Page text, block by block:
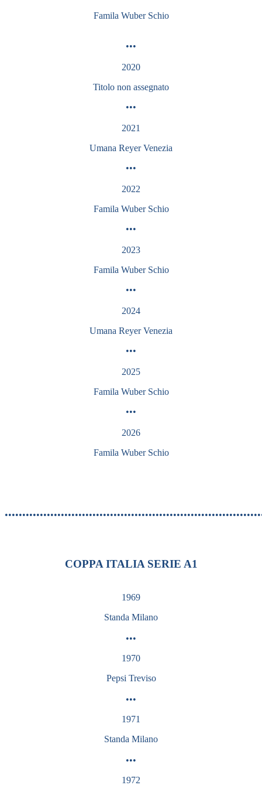
Famila Wuber Schio
•••
2020
Titolo non assegnato
•••
2021
Umana Reyer Venezia
•••
2022
Famila Wuber Schio
•••
2023
Famila Wuber Schio
•••
2024
Umana Reyer Venezia
•••
2025
Famila Wuber Schio
•••
2026
Famila Wuber Schio
COPPA ITALIA SERIE A1
1969
Standa Milano
•••
1970
Pepsi Treviso
•••
1971
Standa Milano
•••
1972